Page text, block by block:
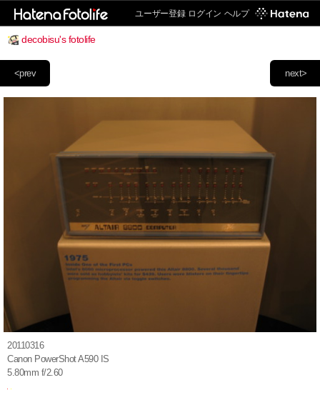
ユーザー登録 ログイン ヘルプ
decobisu's fotolife
next>
<prev
20110316
Canon PowerShot A590 IS
5.80mm f/2.60